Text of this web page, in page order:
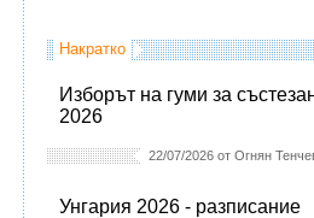
Накратко
Изборът на гуми за
2026
22/07/2026 от Огнян
Унгария 2026 - разписание